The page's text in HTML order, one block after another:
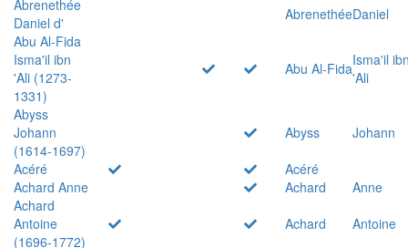
Abrenethée
Daniel d'
AbrenethéeDaniel
Abu Al-Fida
Isma'il ibn
'Ali (1273-
1331)
Abu Al-FidaIsma'il
'Ali
Abyss
Johann
(1614-1697)
Abyss
Johann
Acéré
Acéré
Achard Anne
Achard
Anne
Achard
Antoine
(1696-1772)
Achard
Antoine